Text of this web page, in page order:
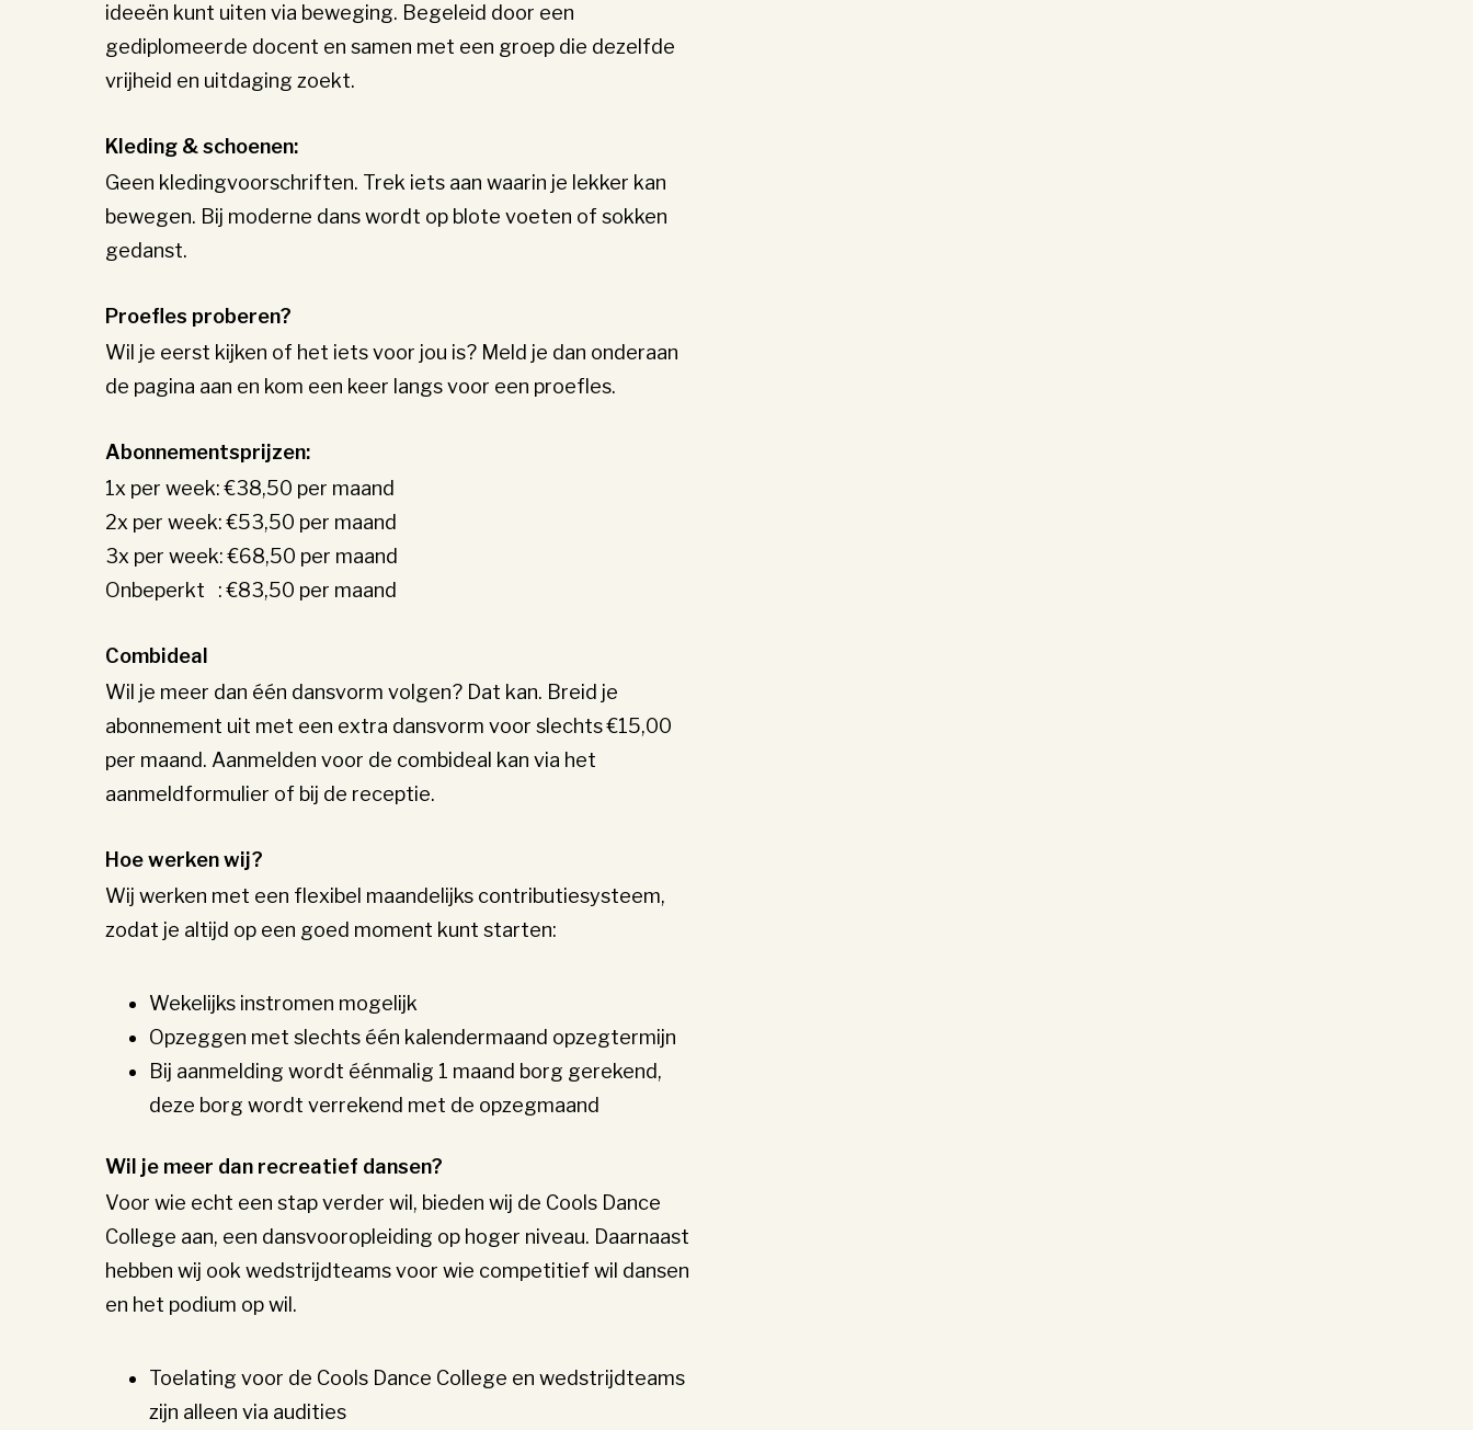
ideeën kunt uiten via beweging. Begeleid door een
gediplomeerde docent en samen met een groep die dezelfde
vrijheid en uitdaging zoekt.
Kleding & schoenen:
Geen kledingvoorschriften. Trek iets aan waarin je lekker kan
bewegen. Bij moderne dans wordt op blote voeten of sokken
gedanst.
Proefles proberen?
Wil je eerst kijken of het iets voor jou is? Meld je dan onderaan
de pagina aan en kom een keer langs voor een proefles.
Abonnementsprijzen:
1x per week: €38,50 per maand
2x per week: €53,50 per maand
3x per week: €68,50 per maand
Onbeperkt : €83,50 per maand
Combideal
Wil je meer dan één dansvorm volgen? Dat kan. Breid je
abonnement uit met een extra dansvorm voor slechts €15,00
per maand. Aanmelden voor de combideal kan via het
aanmeldformulier of bij de receptie.
Hoe werken wij?
Wij werken met een flexibel maandelijks contributiesysteem,
zodat je altijd op een goed moment kunt starten:
Wekelijks instromen mogelijk
Opzeggen met slechts één kalendermaand opzegtermijn
Bij aanmelding wordt éénmalig 1 maand borg gerekend,
deze borg wordt verrekend met de opzegmaand
Wil je meer dan recreatief dansen?
Voor wie echt een stap verder wil, bieden wij de Cools Dance
College aan, een dansvooropleiding op hoger niveau. Daarnaast
hebben wij ook wedstrijdteams voor wie competitief wil dansen
en het podium op wil.
Toelating voor de Cools Dance College en wedstrijdteams
zijn alleen via audities